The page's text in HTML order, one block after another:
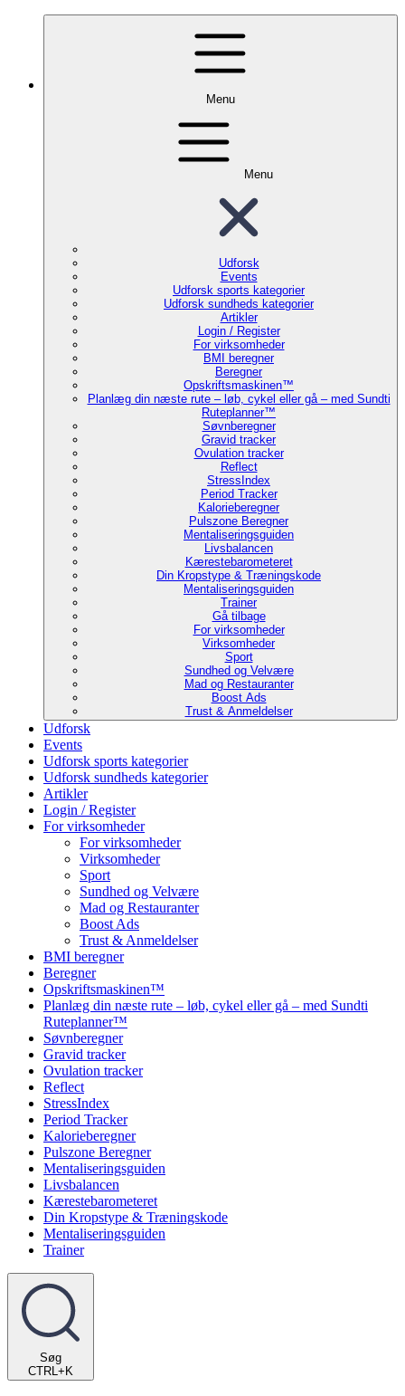
Menu
Menu
Udforsk
Events
Udforsk sports kategorier
Udforsk sundheds kategorier
Artikler
Login / Register
For virksomheder
BMI beregner
Beregner
Opskriftsmaskinen™
Planlæg din næste rute – løb, cykel eller gå – med Sundti
Ruteplanner™
Søvnberegner
Gravid tracker
Ovulation tracker
Reflect
StressIndex
Period Tracker
Kalorieberegner
Pulszone Beregner
Mentaliseringsguiden
Livsbalancen
Kærestebarometeret
Din Kropstype & Træningskode
Mentaliseringsguiden
Trainer
Gå tilbage
For virksomheder
Virksomheder
Sport
Sundhed og Velvære
Mad og Restauranter
Boost Ads
Trust & Anmeldelser
Udforsk
Events
Udforsk sports kategorier
Udforsk sundheds kategorier
Artikler
Login / Register
For virksomheder
For virksomheder
Virksomheder
Sport
Sundhed og Velvære
Mad og Restauranter
Boost Ads
Trust & Anmeldelser
BMI beregner
Beregner
Opskriftsmaskinen™
Planlæg din næste rute – løb, cykel eller gå – med Sundti
Ruteplanner™
Søvnberegner
Gravid tracker
Ovulation tracker
Reflect
StressIndex
Period Tracker
Kalorieberegner
Pulszone Beregner
Mentaliseringsguiden
Livsbalancen
Kærestebarometeret
Din Kropstype & Træningskode
Mentaliseringsguiden
Trainer
Søg
CTRL+K